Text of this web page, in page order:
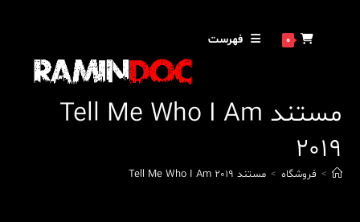
0 فهرست
مستند Tell Me Who I Am
2019
> فروشگاه > مستند Tell Me Who I Am 2019